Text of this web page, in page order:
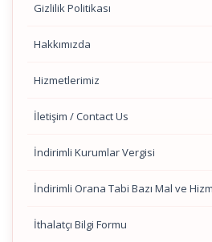
Gizlilik Politikası
Hakkımızda
Hizmetlerimiz
İletişim / Contact Us
İndirimli Kurumlar Vergisi
İndirimli Orana Tabi Bazı Mal ve
İthalatçı Bilgi Formu